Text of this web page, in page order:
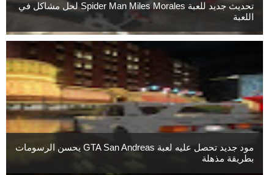
تحديث جديد للعبة Spider Man Miles Morales لحل مشاكل في
اللعبة
مود جديد تحصل عليه لعبة GTA San Andreas يحسن الرسومات
بطريقة مذهلة